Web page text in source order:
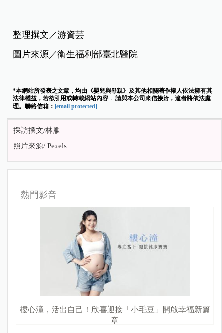
整理撰文／游資芸
圖片來源／衛生福利部臺北醫院
*本網站所發表之文章，均由《嬰兒與母親》及其他相關著作權人依法擁有其
法律權益，若欲引用或轉載網站內容， 請與本公司來信接洽，違者將依法處
理。聯絡信箱： [email protected]
採訪撰文/林雁
照片來源/ Pexels
熱門影音
樓心潼，活出自己！欣喜迎接「小毛豆」開啟幸福新篇
章